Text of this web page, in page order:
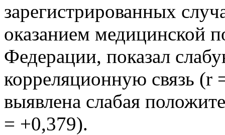
зарегистрированных
оказанием медицинской
Федерации, показал
корреляционную связь
выявлена слабая
= +0,379).